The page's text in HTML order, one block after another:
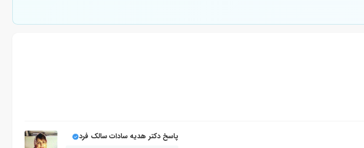
پاسخ دکتر هدیه سادات سالک فرد